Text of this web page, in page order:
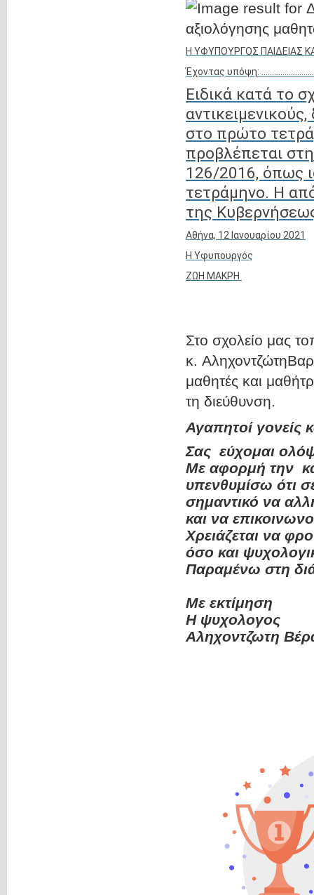
Η ΥΦΥΠΟΥΡΓΟΣ ΠΑΙΔΕΙΑΣ
Έχοντας υπόψη:
Ειδικά κατά το
στο πρώτο
προβλέπεται
126/2016, όπως
τετράμηνο. Η
της
Αθήνα, 12 Ιανουαρίου 2021
Η Υφυπουργός
ΖΩΗ ΜΑΚΡΗ
Στο σχολείο μας
κ.
μαθητές και
τη διεύθυνση.
Αγαπητοί γονείς
Σας εύχομαι
Με αφορμή την
υπενθυμίσω ότι
σημαντικό να
και να
Χρειάζεται να
όσο και
Παραμένω στη
Με εκτίμηση
Η ψυχολογος
Αληχοντζωτη